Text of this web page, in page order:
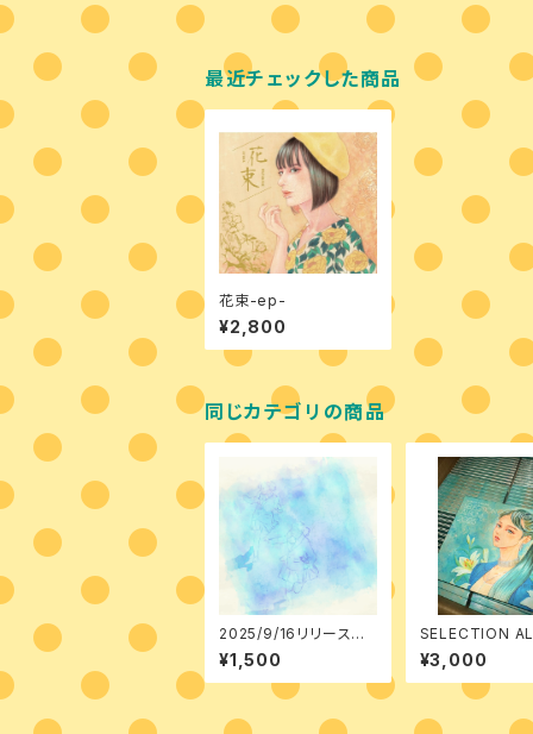
最近チェックした商品
花束-ep-
¥2,800
同じカテゴリの商品
2025/9/16リリースシ
ングル『ヒヤシンス』
¥1,500
SELECTION
2025
¥3,000